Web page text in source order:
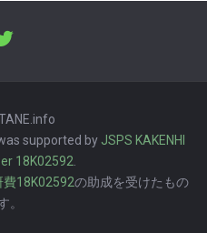
supported by JSPS KAKENHI
18K02592
費18K02592の助成を受けたもの
。